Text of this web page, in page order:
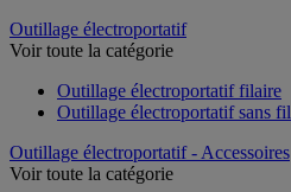
Outillage électroportatif
Voir toute la catégorie
Outillage électroportatif filaire
Outillage électroportatif sans fil
Outillage électroportatif - Accessoires
Voir toute la catégorie